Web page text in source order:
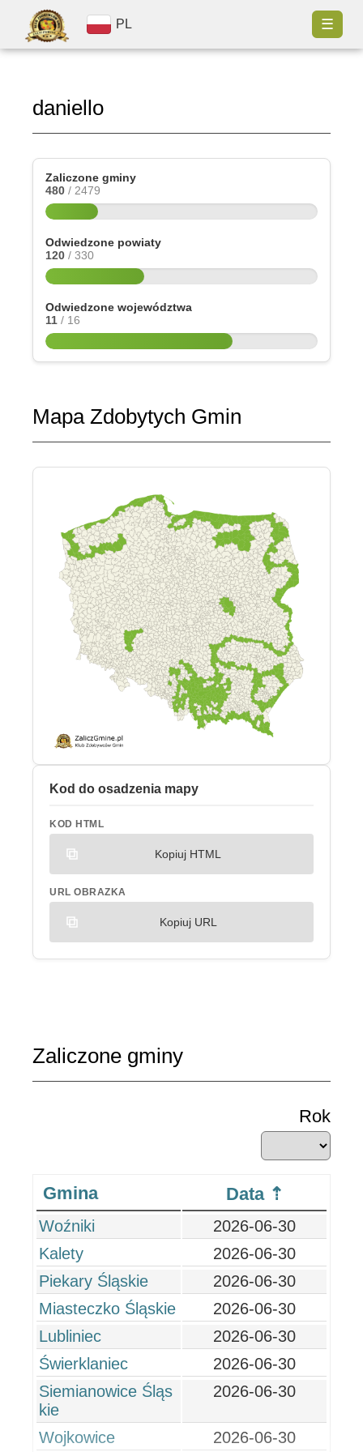
PL ☰
daniello
Zaliczone gminy
480 / 2479
Odwiedzone powiaty
120 / 330
Odwiedzone województwa
11 / 16
Mapa Zdobytych Gmin
Kod do osadzenia mapy
KOD HTML
Kopiuj HTML
URL OBRAZKA
Kopiuj URL
Zaliczone gminy
Rok
Gmina Data
Woźniki
2026-06-30
Kalety
2026-06-30
Piekary Śląskie
2026-06-30
Miasteczko Śląskie
2026-06-30
Lubliniec
2026-06-30
Świerklaniec
2026-06-30
Siemianowice Śląs
kie
2026-06-30
Wojkowice 2026-06-30